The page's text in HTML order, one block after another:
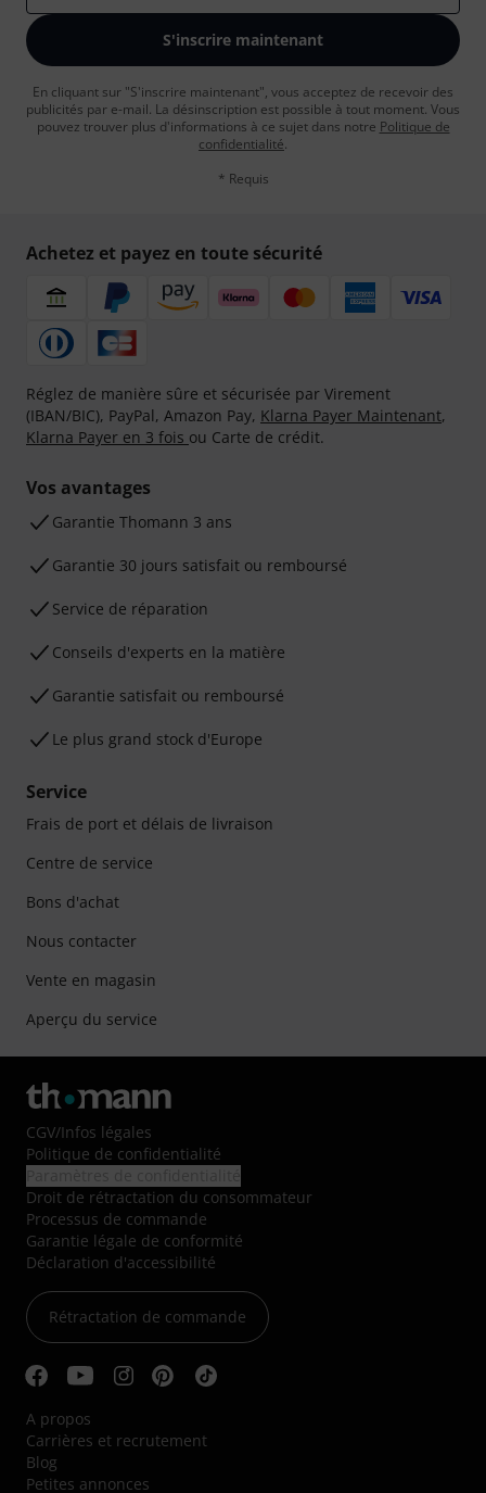
S'inscrire maintenant
En cliquant sur "S'inscrire maintenant", vous acceptez de recevoir des
publicités par e-mail. La désinscription est possible à tout moment. Vous
pouvez trouver plus d'informations à ce sujet dans notre Politique de
confidentialité.
* Requis
Achetez et payez en toute sécurité
Réglez de manière sûre et sécurisée par Virement
(IBAN/BIC), PayPal, Amazon Pay, Klarna Payer Maintenant,
Klarna Payer en 3 fois ou Carte de crédit.
Vos avantages
Ga­ran­tie Thomann 3 ans
Garantie 30 jours satisfait ou remboursé
Service de réparation
Conseils d'experts en la matière
Garantie satisfait ou remboursé
Le plus grand stock d'Europe
Service
Frais de port et délais de livraison
Centre de service
Bons d'achat
Nous contacter
Vente en magasin
Aperçu du service
CGV/Infos légales
Politique de confidentialité
Droit de rétractation du consommateur
Processus de commande
Garantie légale de conformité
Déclaration d'accessibilité
Rétractation de commande
A propos
Carrières et recrutement
Blog
Petites annonces